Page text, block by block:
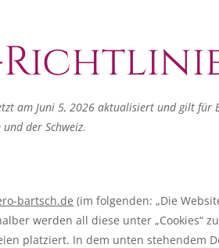
am Juni 5, 2026 aktualisiert und gilt
der Schweiz.
bartsch.de (im folgenden: „Die
werden all diese unter „Cookies“
platziert. In dem unten stehendem